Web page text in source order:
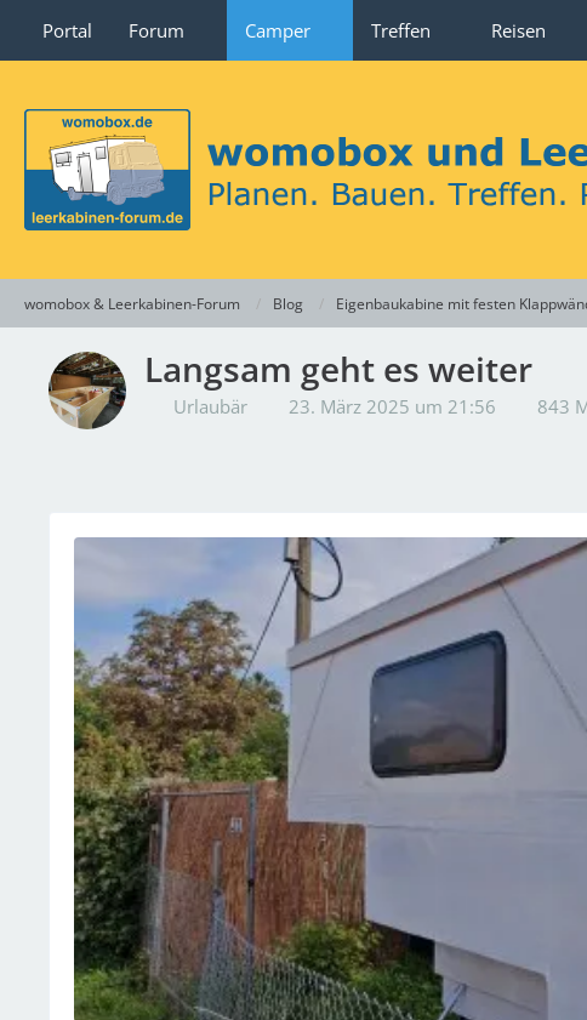
Portal Forum Camper Treffen Reisen
womobox & Leerkabinen-Forum Blog Eigenbaukabine mit festen
Langsam geht es weiter
Urlaubär 23. März 2025 um 21:56 843